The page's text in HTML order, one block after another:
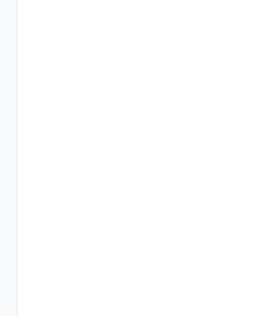
خبرنامه ما عضو شوید